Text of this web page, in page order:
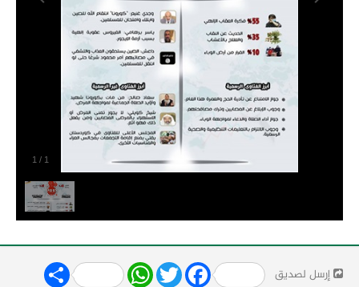
1 / 1
إرسل لصديق Share WhatsApp
Twitter Facebook